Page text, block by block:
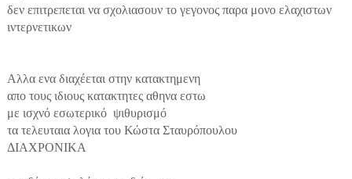
δεν επιτρεπεται να σχολιασουν το γεγονος παρα μονο ελαχιστων
ιντερνετικων
Αλλα ενα διαχέεται στην κατακτημενη
απο τους ιδιους κατακτητες αθηνα εστω
με ισχνό εσωτερικό ψιθυρισμό
τα τελευταια λογια του Κώστα Σταυρόπουλου
ΔΙΑΧΡΟΝΙΚΑ